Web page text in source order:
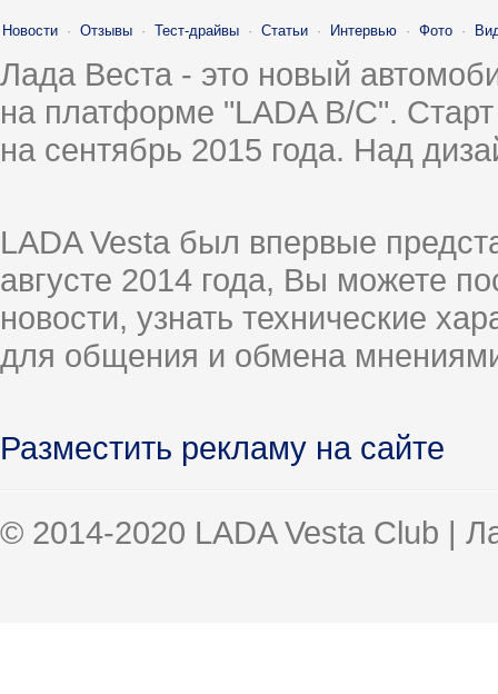
Новости · Отзывы · Тест-драйвы · Статьи · Интервью · Фото ·
Лада Веста - это новый
на платформе "LADA B/C".
на сентябрь 2015 года. Над
LADA Vesta был впервые
августе 2014 года, Вы можете
новости, узнать технические
для общения и обмена
Разместить рекламу на сайте
© 2014-2020 LADA Vesta Club |